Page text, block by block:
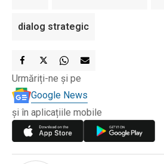
dialog strategic
Urmăriți-ne și pe
Google News
și în aplicațiile mobile